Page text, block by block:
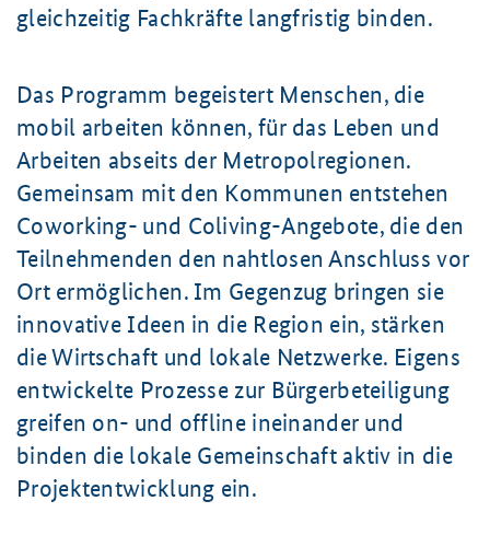
gleichzeitig Fachkräfte langfristig binden.
Das Programm begeistert Menschen, die
mobil arbeiten können, für das Leben und
Arbeiten abseits der Metropolregionen.
Gemeinsam mit den Kommunen entstehen
Coworking- und Coliving-Angebote, die den
Teilnehmenden den nahtlosen Anschluss vor
Ort ermöglichen. Im Gegenzug bringen sie
innovative Ideen in die Region ein, stärken
die Wirtschaft und lokale Netzwerke. Eigens
entwickelte Prozesse zur Bürgerbeteiligung
greifen on- und offline ineinander und
binden die lokale Gemeinschaft aktiv in die
Projektentwicklung ein.